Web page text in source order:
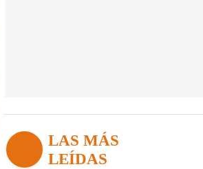
LAS MÁS
LEÍDAS